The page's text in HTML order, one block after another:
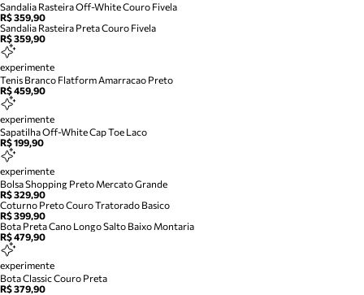
Sandalia Rasteira Off-White Couro Fivela
R$ 359,90
Sandalia Rasteira Preta Couro Fivela
R$ 359,90
experimente
Tenis Branco Flatform Amarracao Preto
R$ 459,90
experimente
Sapatilha Off-White Cap Toe Laco
R$ 199,90
experimente
Bolsa Shopping Preto Mercato Grande
R$ 329,90
Coturno Preto Couro Tratorado Basico
R$ 399,90
Bota Preta Cano Longo Salto Baixo Montaria
R$ 479,90
experimente
Bota Classic Couro Preta
R$ 379,90